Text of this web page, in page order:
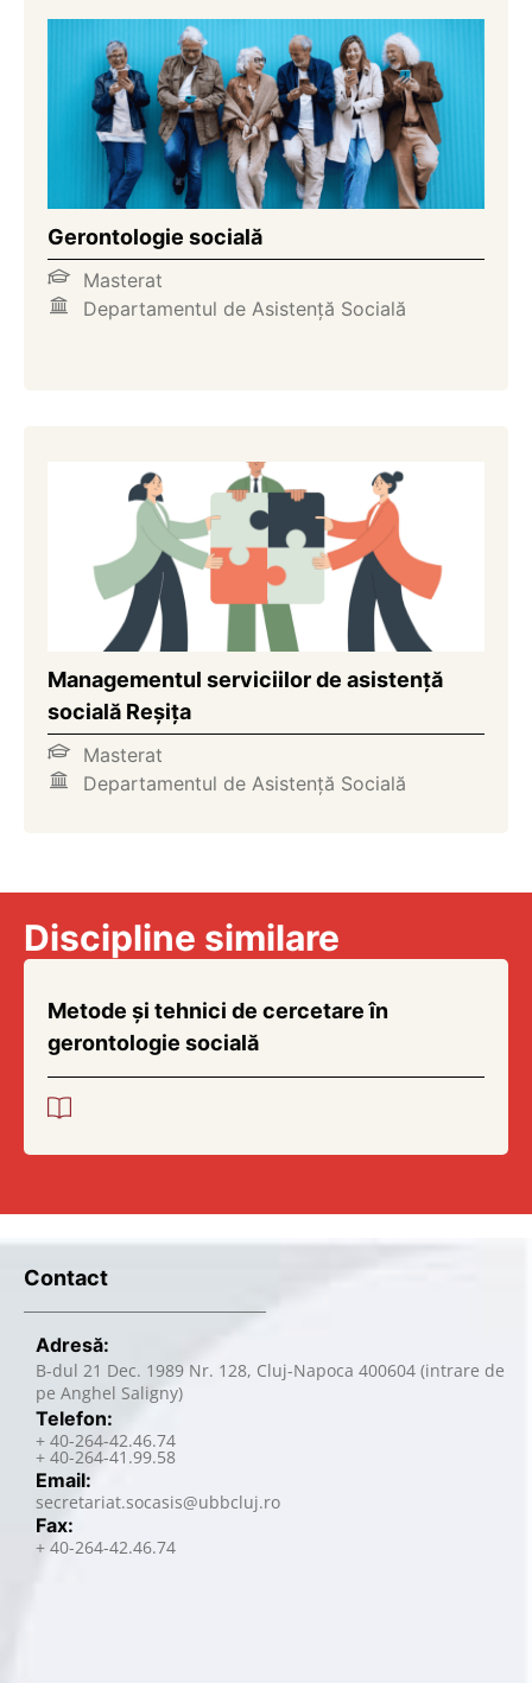
Gerontologie socială
Masterat
Departamentul de Asistență Socială
Managementul serviciilor de asistență
socială Reșița
Masterat
Departamentul de Asistență Socială
Discipline similare
Metode și tehnici de cercetare în
gerontologie socială
Contact
Adresă:
B-dul 21 Dec. 1989 Nr. 128, Cluj-Napoca 400604 (intrare de
pe Anghel Saligny)
Telefon:
+ 40-264-42.46.74
+ 40-264-41.99.58
Email:
secretariat.socasis@ubbcluj.ro
Fax:
+ 40-264-42.46.74